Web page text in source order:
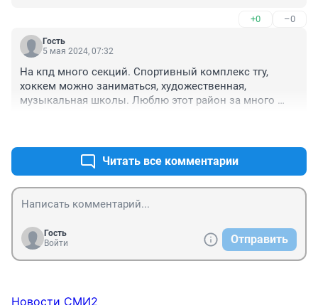
очень дорогой поновее. Многие дворы прошли
капитальную реновацию.
Что касается инфраструктуры, то она одна из лучших
гимназия ТГУ, одни из лучших в городе ), детские сады
. Больница ОКБ -1 , поликлиники, Областная
стоматология, офтальмология и т.д. Кружков и
домов увеличили количество проживающих в этом
районе( это тоже КПД) .
+0 –0
Гость
5 мая 2024, 07:32
На кпд много секций. Спортивный комплекс тгу,
хоккем можно заниматься, художественная,
музыкальная школы. Люблю этот район за много
Читать все комментарии
Гость
Войти
Отправить
Новости СМИ2